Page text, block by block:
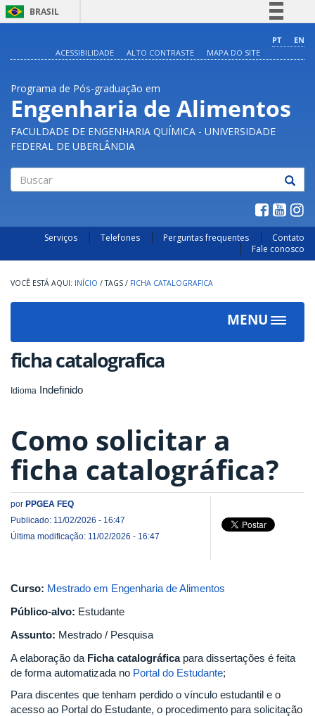
BRASIL
Comunica BR
Acesso à informação
Legislação
PT
EN
ACESSIBILIDADE
ALTO CONTRASTE MAPA DO SITE
Programa de Pós-graduação em
Engenharia de Alimentos
FACULDADE DE ENGENHARIA QUÍMICA - UNIVERSIDADE
FEDERAL DE UBERLÂNDIA
Serviços Telefones Perguntas frequentes
Contato
Fale conosco
INÍCIO / TAGS / FICHA CATALOGRAFICA
MENU
Toggle
ficha catalografica
Idioma Indefinido
Como solicitar a
ficha catalográfica?
por PPGEA FEQ
Publicado: 11/02/2026 - 16:47
Última modificação: 11/02/2026 - 16:47
Curso: Mestrado em Engenharia de Alimentos
Público-alvo: Estudante
Assunto: Mestrado / Pesquisa
A elaboração da Ficha catalográficapara dissertações é feita
de forma automatizada no Portal do Estudante;
Para discentes que tenham perdido o vínculo estudantil e o
acesso ao Portal do Estudante, o procedimento para solicitação